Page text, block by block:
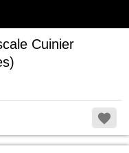
Cuinier